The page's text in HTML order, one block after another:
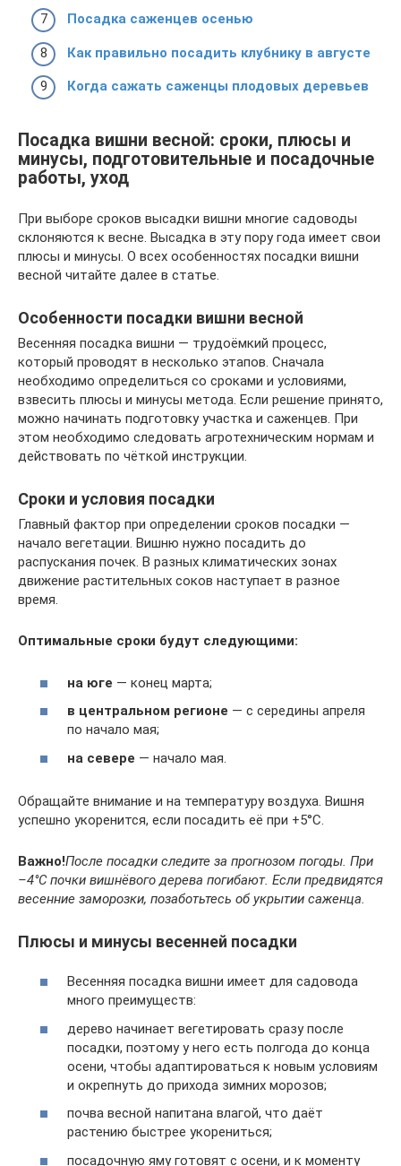
Посадка саженцев осенью
Как правильно посадить клубнику в августе
Когда сажать саженцы плодовых деревьев
Посадка вишни весной: сроки, плюсы и
минусы, подготовительные и посадочные
работы, уход
При выборе сроков высадки вишни многие садоводы
склоняются к весне. Высадка в эту пору года имеет свои
плюсы и минусы. О всех особенностях посадки вишни
весной читайте далее в статье.
Особенности посадки вишни весной
Весенняя посадка вишни — трудоёмкий процесс,
который проводят в несколько этапов. Сначала
необходимо определиться со сроками и условиями,
взвесить плюсы и минусы метода. Если решение принято,
можно начинать подготовку участка и саженцев. При
этом необходимо следовать агротехническим нормам и
действовать по чёткой инструкции.
Сроки и условия посадки
Главный фактор при определении сроков посадки —
начало вегетации. Вишню нужно посадить до
распускания почек. В разных климатических зонах
движение растительных соков наступает в разное
время.
Оптимальные сроки будут следующими:
на юге — конец марта;
в центральном регионе — с середины апреля
по начало мая;
на севере — начало мая.
Обращайте внимание и на температуру воздуха. Вишня
успешно укоренится, если посадить её при +5°С.
Важно!После посадки следите за прогнозом погоды. При
–4°С почки вишнёвого дерева погибают. Если предвидятся
весенние заморозки, позаботьтесь об укрытии саженца.
Плюсы и минусы весенней посадки
Весенняя посадка вишни имеет для садовода
много преимуществ:
дерево начинает вегетировать сразу после
посадки, поэтому у него есть полгода до конца
осени, чтобы адаптироваться к новым условиям
и окрепнуть до прихода зимних морозов;
почва весной напитана влагой, что даёт
растению быстрее укорениться;
посадочную яму готовят с осени, и к моменту